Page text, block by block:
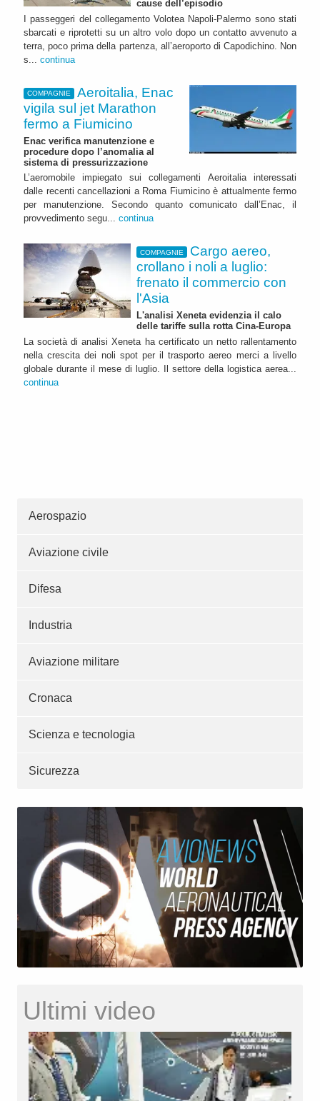
cause dell’episodio
I passeggeri del collegamento Volotea Napoli-Palermo sono stati
sbarcati e riprotetti su un altro volo dopo un contatto avvenuto a
terra, poco prima della partenza, all’aeroporto di Capodichino. Non
s... continua
COMPAGNIE
Aeroitalia, Enac
vigila sul jet Marathon
fermo a Fiumicino
Enac verifica manutenzione e
procedure dopo l’anomalia al
sistema di pressurizzazione
L’aeromobile impiegato sui collegamenti Aeroitalia interessati
dalle recenti cancellazioni a Roma Fiumicino è attualmente fermo
per manutenzione. Secondo quanto comunicato dall’Enac, il
provvedimento segu... continua
COMPAGNIE
Cargo aereo,
crollano i noli a luglio:
frenato il commercio con
l'Asia
L'analisi Xeneta evidenzia il calo
delle tariffe sulla rotta Cina-Europa
La società di analisi Xeneta ha certificato un netto rallentamento
nella crescita dei noli spot per il trasporto aereo merci a livello
globale durante il mese di luglio. Il settore della logistica aerea...
continua
Aerospazio
Aviazione civile
Difesa
Industria
Aviazione militare
Cronaca
Scienza e tecnologia
Sicurezza
Ultimi video